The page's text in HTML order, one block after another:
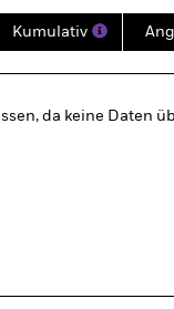
Kumulativ
da keine Daten